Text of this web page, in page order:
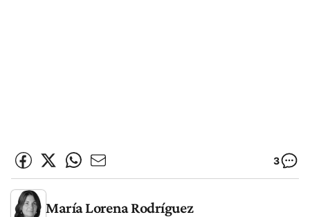
3
María Lorena Rodríguez